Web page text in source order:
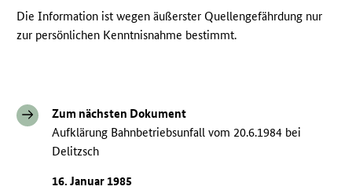
Die Information ist wegen äußerster Quellengefährdung nur
zur persönlichen Kenntnisnahme bestimmt.
Zum nächsten Dokument
Aufklärung Bahnbetriebsunfall vom 20.6.1984 bei
Delitzsch
16. Januar 1985